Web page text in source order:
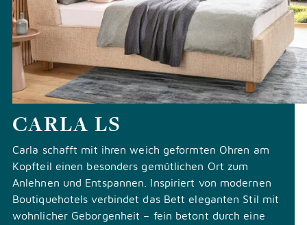
CARLA LS
Carla schafft mit ihren weich geformten Ohren am
Kopfteil einen besonders gemütlichen Ort zum
Anlehnen und Entspannen. Inspiriert von modernen
Boutiquehotels verbindet das Bett eleganten Stil mit
wohnlicher Geborgenheit – fein betont durch eine